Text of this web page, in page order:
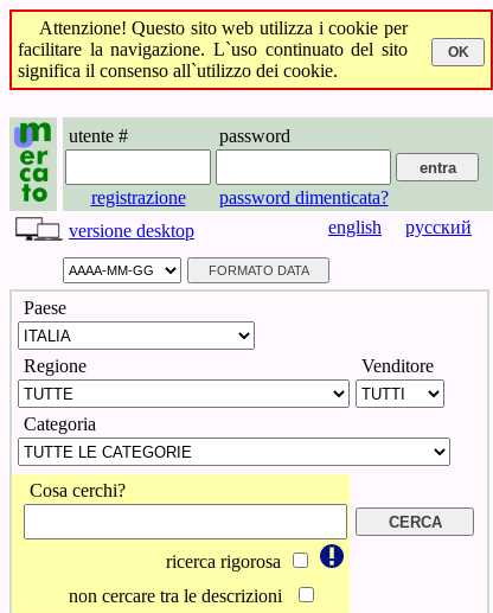
Attenzione! Questo sito web utilizza i cookie per
facilitare la navigazione. L`uso continuato del sito
significa il consenso all`utilizzo dei cookie.
utente # password
registrazione
password dimenticata?
versione desktop
english русский
Paese
Regione Venditore
Categoria
Cosa cerchi?
ricerca rigorosa
non cercare tra le descrizioni